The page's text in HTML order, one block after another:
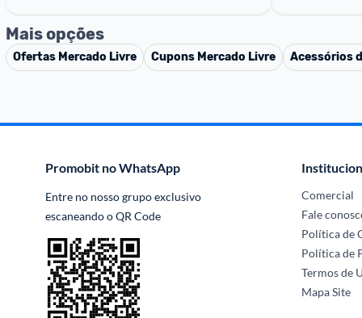
Mais opções
Ofertas Mercado Livre Cupons Mercado Livre Acessórios
Promobit no WhatsApp
Entre no nosso grupo exclusivo
escaneando o QR Code
Comercial
Fale
Política de
Política de
Termos de
Mapa Site